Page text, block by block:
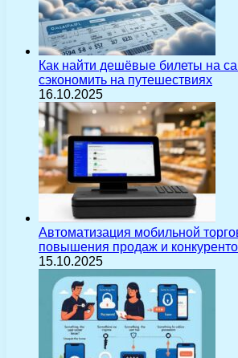
Как найти дешёвые билеты на
сэкономить на путешествиях
16.10.2025
Автоматизация мобильной
повышения продаж и
15.10.2025